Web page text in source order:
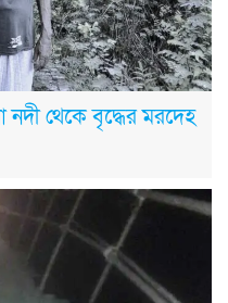
নদী থেকে বৃদ্ধের মরদেহ